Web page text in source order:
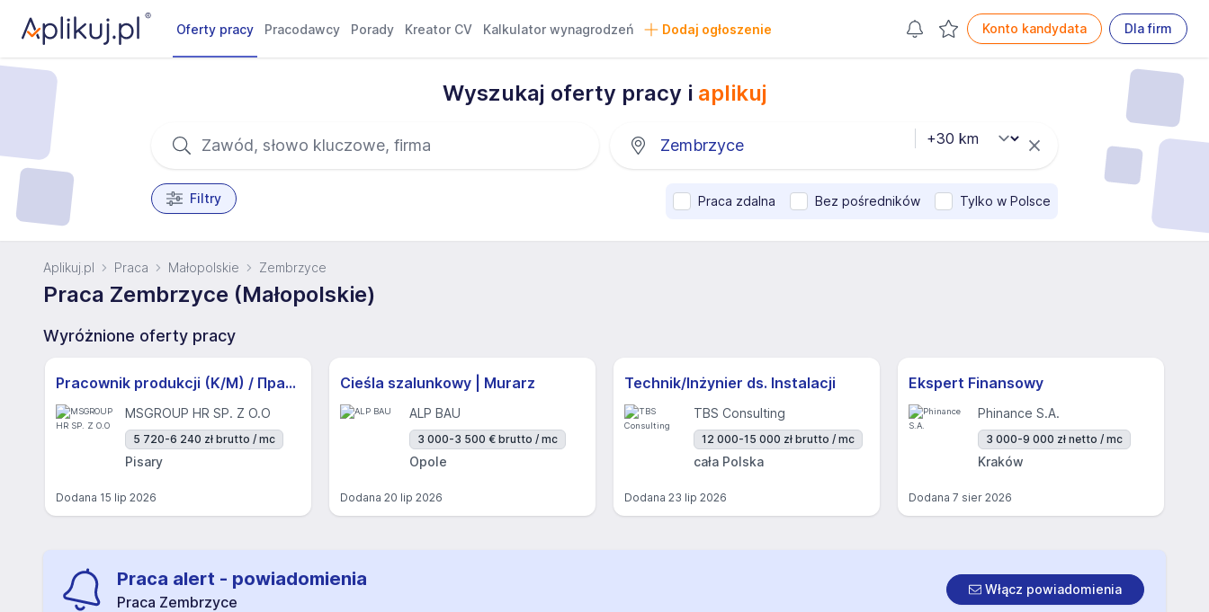
Oferty pracy Pracodawcy Porady Kreator CV Kalkulator wynagrodzeń Dodaj ogłoszenie Konto kandydata Dla firm
Wyszukaj oferty pracy i aplikuj
Filtry Praca zdalna Bez pośredników Tylko w Polsce
Aplikuj.pl Praca Małopolskie Zembrzyce
Praca Zembrzyce (Małopolskie)
Wyróżnione oferty pracy
Pracownik produkcji (K/M) / Працівники продукції Huber-Suhner (K/M)
MSGROUP HR SP. Z O.O
5 720-6 240 zł brutto / mc
Pisary
Dodana 15 lip 2026
Cieśla szalunkowy | Murarz
ALP BAU
3 000-3 500 € brutto / mc
Opole
Dodana 20 lip 2026
Technik/Inżynier ds. Instalacji
TBS Consulting
12 000-15 000 zł brutto / mc
cała Polska
Dodana 23 lip 2026
Ekspert Finansowy
Phinance S.A.
3 000-9 000 zł netto / mc
Kraków
Dodana 7 sier 2026
Praca alert - powiadomienia
Praca Zembrzyce
Włącz powiadomienia